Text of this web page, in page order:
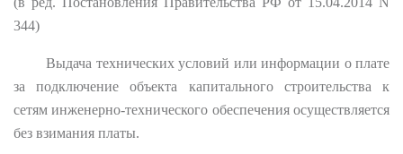
344)
Выдача технических условий или информации о плате
за подключение объекта капитального строительства к
сетям инженерно-технического обеспечения осуществляется
без взимания платы.